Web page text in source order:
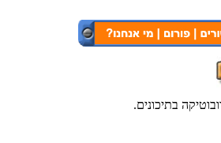
בתיכונים.